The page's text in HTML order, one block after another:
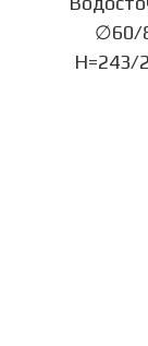
∅60/
Н=243/